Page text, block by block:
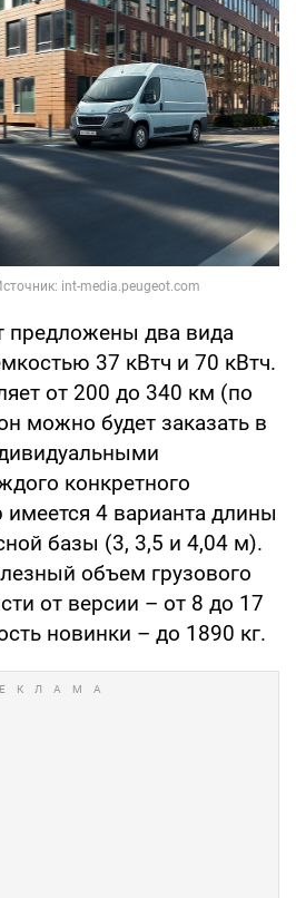
предложены два вида
37 кВтч и 70 кВтч.
от 200 до 340 км (по
можно будет заказать в
конкретного
4 варианта длины
базы (3, 3,5 и 4,04 м).
объем грузового
от версии – от 8 до 17
новинки – до 1890 кг.